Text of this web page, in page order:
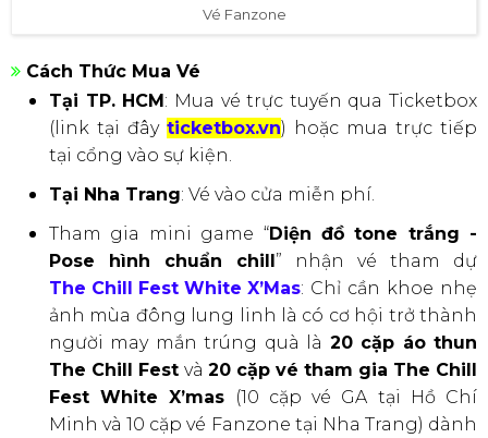
Vé Fanzone
Cách Thức Mua Vé
Tại TP. HCM: Mua vé trực tuyến qua Ticketbox
(link tại đây ticketbox.vn) hoặc mua trực tiếp
tại cổng vào sự kiện.
Tại Nha Trang: Vé vào cửa miễn phí.
Tham gia mini game “Diện đồ tone trắng -
Pose hình chuẩn chill” nhận vé tham dự
The Chill Fest White X’Mas: Chỉ cần khoe nhẹ
ảnh mùa đông lung linh là có cơ hội trở thành
người may mắn trúng quà là 20 cặp áo thun
The Chill Fest và 20 cặp vé tham gia The Chill
Fest White X’mas (10 cặp vé GA tại Hồ Chí
Minh và 10 cặp vé Fanzone tại Nha Trang) dành